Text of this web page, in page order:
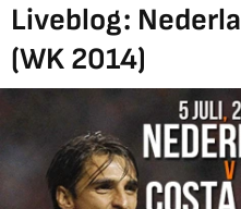
Liveblog:
(WK 2014)